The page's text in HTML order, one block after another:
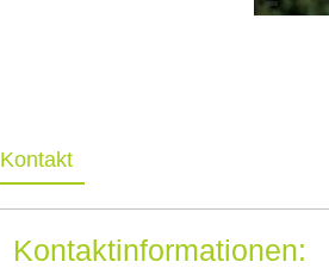
Kontakt
Kontaktinformationen: